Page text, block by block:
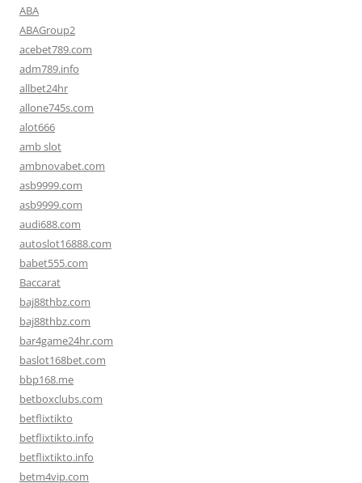
ABA
ABAGroup2
acebet789.com
adm789.info
allbet24hr
allone745s.com
alot666
amb slot
ambnovabet.com
asb9999.com
asb9999.com
audi688.com
autoslot16888.com
babet555.com
Baccarat
baj88thbz.com
baj88thbz.com
bar4game24hr.com
baslot168bet.com
bbp168.me
betboxclubs.com
betflixtikto
betflixtikto.info
betflixtikto.info
betm4vip.com